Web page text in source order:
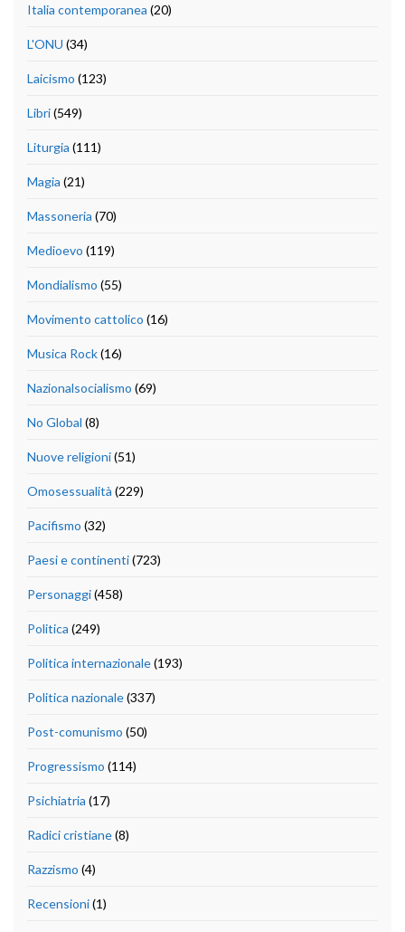
Italia contemporanea (20)
L'ONU (34)
Laicismo (123)
Libri(549)
Liturgia (111)
Magia (21)
Massoneria (70)
Medioevo (119)
Mondialismo (55)
Movimento cattolico (16)
Musica Rock(16)
Nazionalsocialismo (69)
No Global (8)
Nuove religioni(51)
Omosessualità (229)
Pacifismo (32)
Paesi e continenti(723)
Personaggi(458)
Politica (249)
Politica internazionale(193)
Politica nazionale(337)
Post-comunismo (50)
Progressismo (114)
Psichiatria (17)
Radici cristiane(8)
Razzismo (4)
Recensioni(1)